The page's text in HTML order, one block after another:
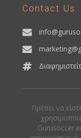
Contact Us
Πρέπει να